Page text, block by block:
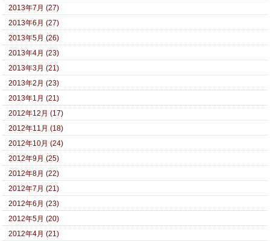
2013年7月 (27)
2013年6月 (27)
2013年5月 (26)
2013年4月 (23)
2013年3月 (21)
2013年2月 (23)
2013年1月 (21)
2012年12月 (17)
2012年11月 (18)
2012年10月 (24)
2012年9月 (25)
2012年8月 (22)
2012年7月 (21)
2012年6月 (23)
2012年5月 (20)
2012年4月 (21)